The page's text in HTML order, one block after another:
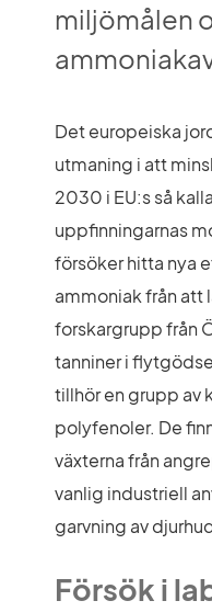
miljömålen
Det europeiska
utmaning i att
2030 i EU:s så
uppfinningarnas
försöker hitta nya
ammoniak från att
forskargrupp från
tanniner i
tillhör en grupp av
polyfenoler. De
växterna från
vanlig industriell
garvning av
Försök i